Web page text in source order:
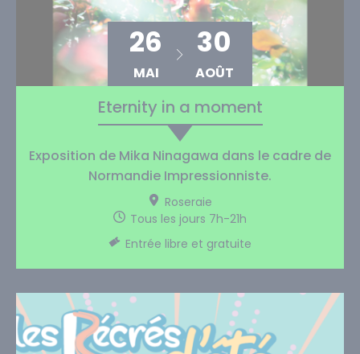
26
MAI
30
AOÛT
Eternity in a moment
Exposition de Mika Ninagawa dans le cadre de
Normandie Impressionniste.
Roseraie
Tous les jours 7h-21h
Entrée libre et gratuite